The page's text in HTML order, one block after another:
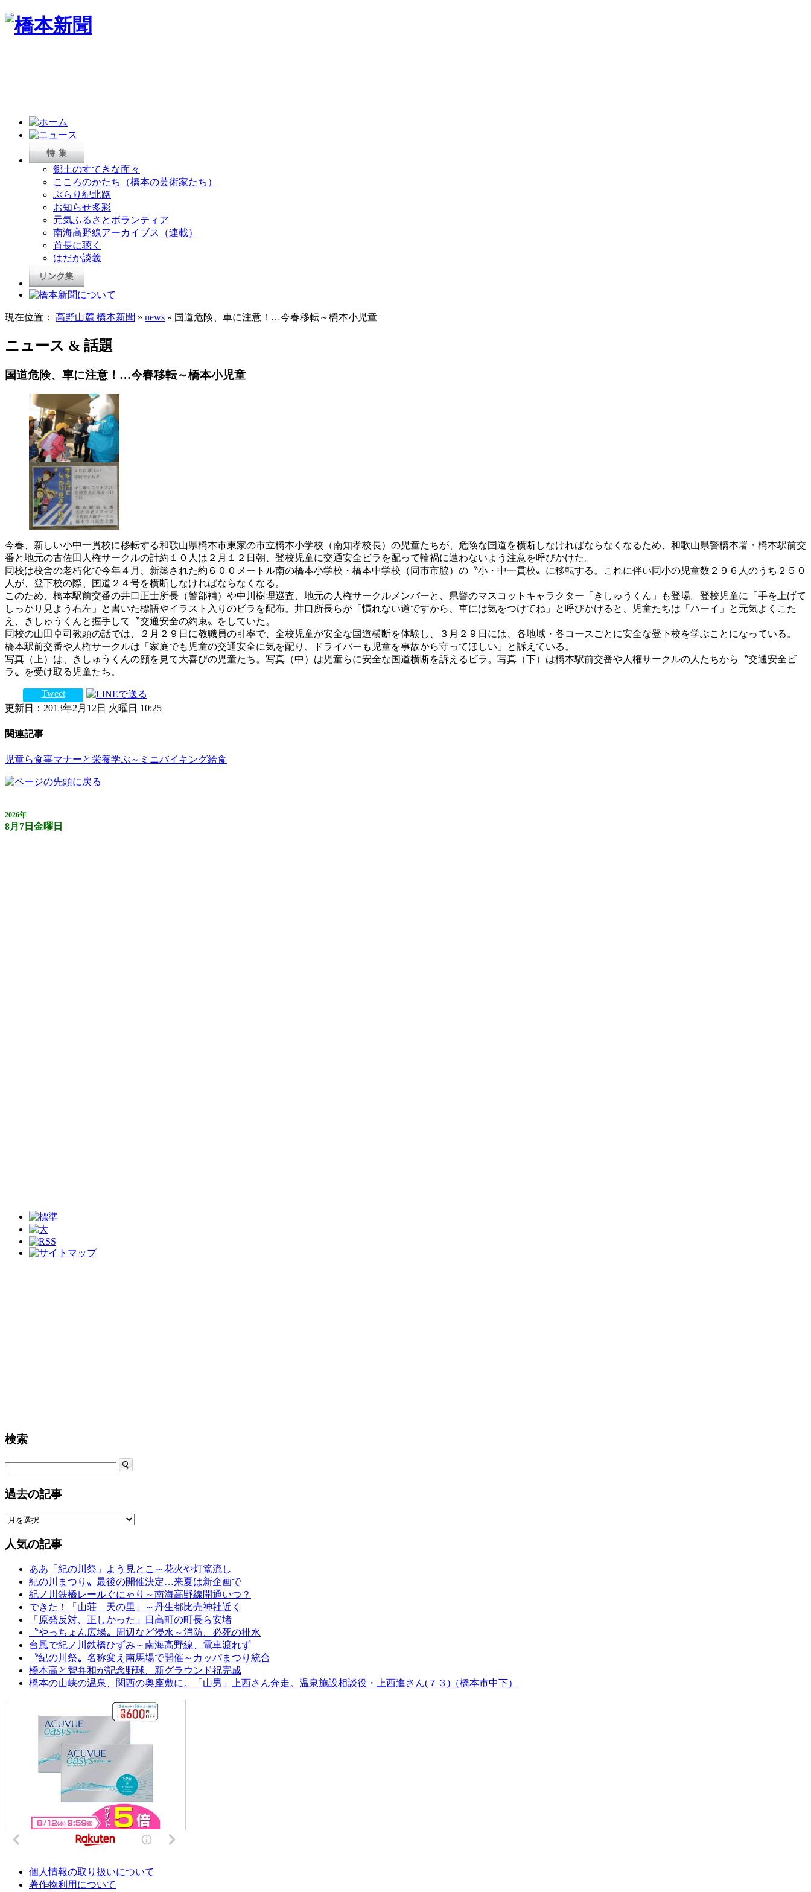
郷土のすてきな面々
こころのかたち（橋本の芸術家たち）
ぶらり紀北路
お知らせ多彩
元気ふるさとボランティア
南海高野線アーカイブス（連載）
首長に聴く
はだか談義
現在位置： 高野山麓 橋本新聞 » news » 国道危険、車に注意！…今春移転～橋本小児童
ニュース & 話題
国道危険、車に注意！…今春移転～橋本小児童
今春、新しい小中一貫校に移転する和歌山県橋本市東家の市立橋本小学校（南知孝校長）の児童たちが、危険な国道を横断しなければならなくなるため、和歌山県警橋本署・橋本駅前交
番と地元の古佐田人権サークルの計約１０人は２月１２日朝、登校児童に交通安全ビラを配って輪禍に遭わないよう注意を呼びかけた。
同校は校舎の老朽化で今年４月、新築された約６００メートル南の橋本小学校・橋本中学校（同市市脇）の〝小・中一貫校〟に移転する。これに伴い同小の児童数２９６人のうち２５０
人が、登下校の際、国道２４号を横断しなければならなくなる。
このため、橋本駅前交番の井口正士所長（警部補）や中川樹理巡査、地元の人権サークルメンバーと、県警のマスコットキャラクター「きしゅうくん」も登場。登校児童に「手を上げて
しっかり見よう右左」と書いた標語やイラスト入りのビラを配布。井口所長らが「慣れない道ですから、車には気をつけてね」と呼びかけると、児童たちは「ハーイ」と元気よくこた
え、きしゅうくんと握手して〝交通安全の約束〟をしていた。
同校の山田卓司教頭の話では、２月２９日に教職員の引率で、全校児童が安全な国道横断を体験し、３月２９日には、各地域・各コースごとに安全な登下校を学ぶことになっている。
橋本駅前交番や人権サークルは「家庭でも児童の交通安全に気を配り、ドライバーも児童を事故から守ってほしい」と訴えている。
写真（上）は、きしゅうくんの顔を見て大喜びの児童たち。写真（中）は児童らに安全な国道横断を訴えるビラ。写真（下）は橋本駅前交番や人権サークルの人たちから〝交通安全ビ
ラ〟を受け取る児童たち。
Tweet
更新日：2013年2月12日 火曜日 10:25
関連記事
児童ら食事マナーと栄養学ぶ～ミニバイキング給食
2026年
8月7日金曜日
検索
過去の記事
人気の記事
ああ「紀の川祭」よう見とこ～花火や灯篭流し
紀の川まつり〟最後の開催決定…来夏は新企画で
紀ノ川鉄橋レールぐにゃり～南海高野線開通いつ？
できた！「山荘 天の里」～丹生都比売神社近く
「原発反対、正しかった」日高町の町長ら安堵
〝やっちょん広場〟周辺など浸水～消防、必死の排水
台風で紀ノ川鉄橋ひずみ～南海高野線、電車渡れず
〝紀の川祭〟名称変え南馬場で開催～カッパまつり統合
橋本高と智弁和が記念野球、新グラウンド祝完成
橋本の山峡の温泉、関西の奥座敷に。「山男」上西さん奔走。温泉施設相談役・上西進さん(７３)（橋本市中下）
個人情報の取り扱いについて
著作物利用について